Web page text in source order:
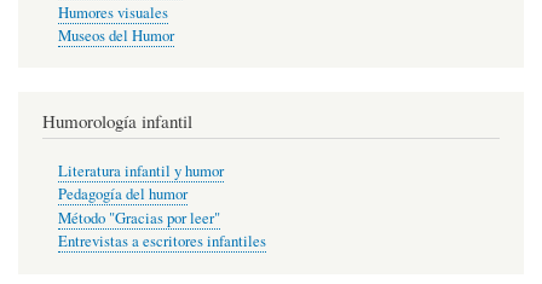
Humores visuales
Museos del Humor
Humorología infantil
Literatura infantil y humor
Pedagogía del humor
Método "Gracias por leer"
Entrevistas a escritores infantiles